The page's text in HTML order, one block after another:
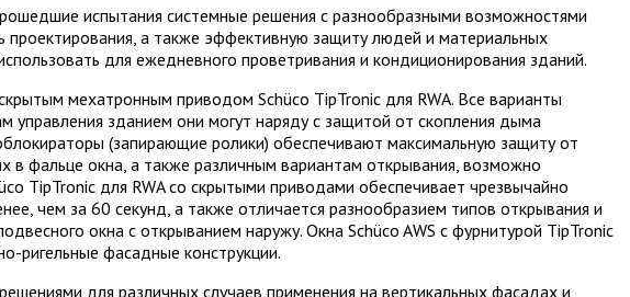
испытания системные решения с разнообразными возможностями
а также эффективную защиту людей и материальных
для ежедневного проветривания и кондиционирования зданий.
мехатронным приводом Schüco TipTronic для RWA. Все варианты
управления зданием они могут наряду с защитой от скопления дыма
(запирающие ролики) обеспечивают максимальную защиту от
фальце окна, а также различным вариантам открывания, возможно
TipTronic для RWA со скрытыми приводами обеспечивает чрезвычайно
чем за 60 секунд, а также отличается разнообразием типов открывания и
окна с открыванием наружу. Окна Schüco AWS с фурнитурой TipTronic
ригельные фасадные конструкции.
для различных случаев применения на вертикальных фасадах и